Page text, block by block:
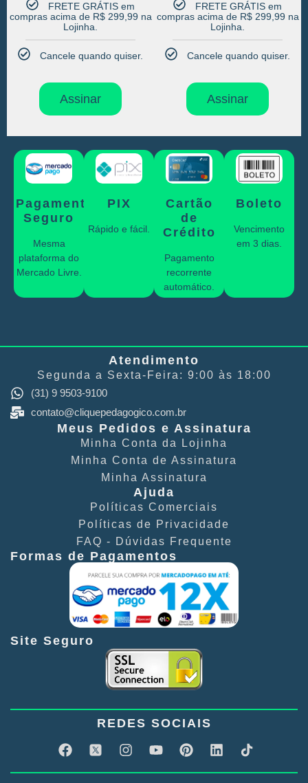
FRETE GRÁTIS em
compras acima de R$ 299,99 na
Lojinha.​
Cancele quando quiser.​
Assinar
FRETE GRÁTIS em
compras acima de R$ 299,99 na
Lojinha.​
Cancele quando quiser.​
Assinar
Pagamento
Seguro
Mesma
plataforma do
Mercado Livre.
PIX
Rápido e fácil.
Cartão
de
Crédito
Pagamento
recorrente
automático.
Boleto
Vencimento
em 3 dias.
Atendimento
Segunda a Sexta-Feira: 9:00 às 18:00
(31) 9 9503-9100
contato@cliquepedagogico.com.br
Meus Pedidos e Assinatura
Minha Conta​ da Lojinha
Minha Conta de Assinatura
Minha Assinatura
Ajuda
Políticas Comerciais​
Políticas de Privacidade​
FAQ - Dúvidas Frequente​
Formas de Pagamentos
Site Seguro
REDES SOCIAIS